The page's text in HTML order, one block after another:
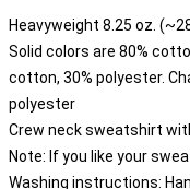
Heavyweight 8.25 oz.
Solid colors are 80%
cotton, 30% polyester.
polyester
Crew neck sweatshirt
Note: If you like your
Washing instructions: